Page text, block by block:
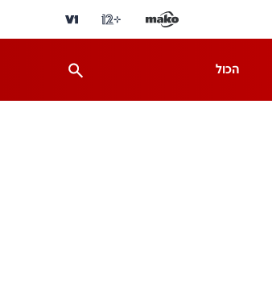
הכול